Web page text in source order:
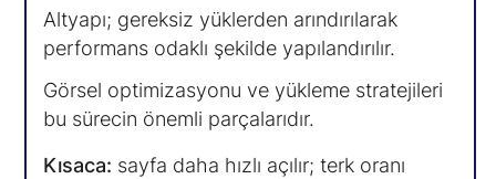
Altyapı; gereksiz yüklerden arındırılarak
performans odaklı şekilde yapılandırılır.
Görsel optimizasyonu ve yükleme stratejileri
bu sürecin önemli parçalarıdır.
Kısaca: sayfa daha hızlı açılır; terk oranı